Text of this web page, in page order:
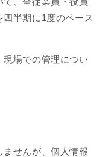
半期に1度のペース
現場での管理につい
せんが、個人情報